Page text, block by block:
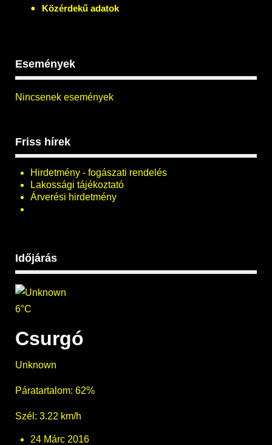
Közérdekű adatok
Események
Nincsenek események
Friss hírek
Hirdetmény - fogászati rendelés
Lakossági tájékoztató
Árverési hirdetmény
Időjárás
6°C
Csurgó
Unknown
Páratartalom: 62%
Szél: 3.22 km/h
24 Márc 2016